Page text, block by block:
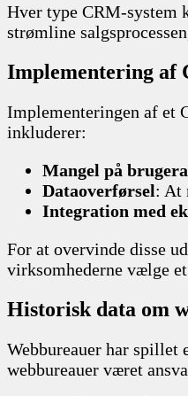
Hver type CRM-system
strømline
Implementering af
Implementeringen af et
inkluderer:
Mangel på
Dataoverførsel: At
Integration med
For at overvinde disse
virksomhederne vælge
Historisk data om
Webbureauer har
webbureauer været